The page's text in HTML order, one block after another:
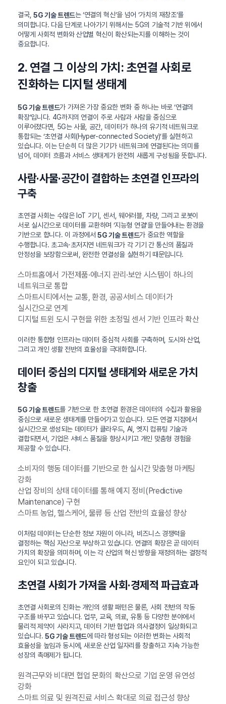
결국, 5G 기술 트렌드는 ‘연결의 혁신’을 넘어 ‘가치의 재창조’를
의미합니다. 다음 단계로 나아가기 위해서는 5G의 기술적 기반 위에서
어떻게 사회적 변화와 산업별 혁신이 확산되는지를 이해하는 것이
중요합니다.
2. 연결 그 이상의 가치: 초연결 사회로
진화하는 디지털 생태계
5G 기술 트렌드가 가져온 가장 중요한 변화 중 하나는 바로 ‘연결의
확장’입니다. 4G까지의 연결이 주로 사람과 사람을 중심으로
이루어졌다면, 5G는 사물, 공간, 데이터가 하나의 유기적 네트워크로
통합되는 ‘초연결 사회(Hyper-connected Society)’를 실현하고
있습니다. 이는 단순히 더 많은 기기가 네트워크에 연결된다는 의미를
넘어, 데이터 흐름과 서비스 생태계가 완전히 새롭게 구성됨을 뜻합니다.
사람·사물·공간이 결합하는 초연결 인프라의
구축
초연결 사회는 수많은 IoT 기기, 센서, 웨어러블, 차량, 그리고 로봇이
서로 실시간으로 데이터를 교환하며 ‘지능형 연결’을 만들어내는 환경을
기반으로 합니다. 이 과정에서5G 기술 트렌드가 중요한 역할을
수행합니다. 초고속·초저지연 네트워크가 각 기기 간 통신의 품질과
안정성을 보장함으로써, 완전한 연결성을 실현하기 때문입니다.
스마트홈에서 가전제품·에너지 관리·보안 시스템이 하나의
네트워크로 통합
스마트시티에서는 교통, 환경, 공공서비스 데이터가
실시간으로 연계
디지털 트윈 도시 구현을 위한 초정밀 센서 기반 인프라 확산
이러한 통합형 인프라는 데이터 중심적 사회를 구축하며, 도시와 산업,
그리고 개인 생활 전반의 효율성을 극대화합니다.
데이터 중심의 디지털 생태계와 새로운 가치
창출
5G 기술 트렌드를 기반으로 한 초연결 환경은 데이터의 수집과 활용을
중심으로 새로운 생태계를 만들어가고 있습니다. 모든 연결 지점에서
실시간으로 생성되는 데이터가 클라우드, AI, 엣지 컴퓨팅 기술과
결합되면서, 기업은 서비스 품질을 향상시키고 개인 맞춤형 경험을
제공할 수 있습니다.
소비자의 행동 데이터를 기반으로 한 실시간 맞춤형 마케팅
강화
산업 장비의 상태 데이터를 통해 예지 정비(Predictive
Maintenance) 구현
스마트 농업, 헬스케어, 물류 등 산업 전반의 효율성 향상
이처럼 데이터는 단순한 정보 자원이 아니라, 비즈니스 경쟁력을
결정하는 핵심 자산으로 부상하고 있습니다. 연결의 확장은 곧 데이터
가치의 확장을 의미하며, 이는 각 산업의 혁신 방향을 재정의하는 결정적
요인이 되고 있습니다.
초연결 사회가 가져올 사회·경제적 파급효과
초연결 사회로의 진화는 개인의 생활 패턴은 물론, 사회 전반의 작동
구조를 바꾸고 있습니다. 업무, 교육, 의료, 유통 등 다양한 분야에서
물리적 제약이 사라지고, 데이터 기반 협업과 의사결정이 일상화되고
있습니다.5G 기술 트렌드에 따라 형성되는 이러한 변화는 사회적
효율성을 높임과 동시에, 새로운 산업 일자리를 창출하고 지속 가능한
성장의 촉매제가 됩니다.
원격근무와 비대면 협업 문화의 확산으로 기업 운영 유연성
강화
스마트 의료 및 원격진료 서비스 확대로 의료 접근성 향상